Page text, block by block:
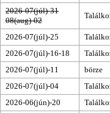
2026-07(júl)-31
08(aug)-02
2026-07(júl)-25
2026-07(júl)-16-18
2026-07(júl)-11
börze
2026-07(júl)-04
2026-06(jún)-20